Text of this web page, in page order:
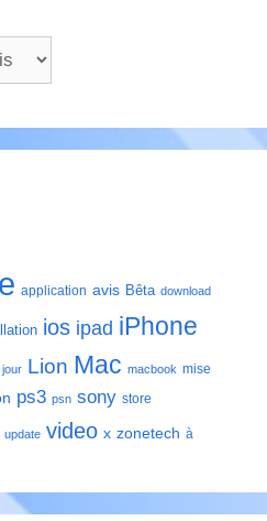
application avis Bêta download
ios ipad iPhone
jour Lion Mac macbook mise
ps3 psn sony store
update video x zonetech à